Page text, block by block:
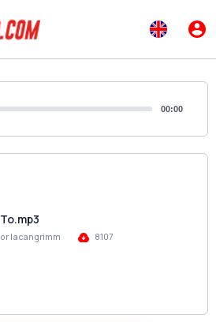
00:00
lacangrimm
8107